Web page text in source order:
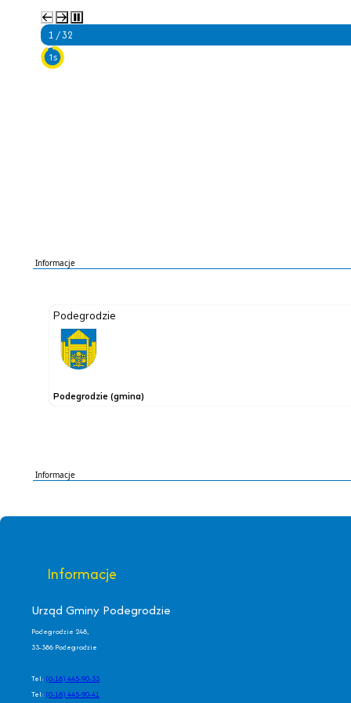
2 / 32
5s
Informacje
Informacje
Informacje
Urząd Gminy Podegrodzie
Podegrodzie 248,
33-386 Podegrodzie
Tel: (0-18) 445-90-33
Tel: (0-18) 445-90-41